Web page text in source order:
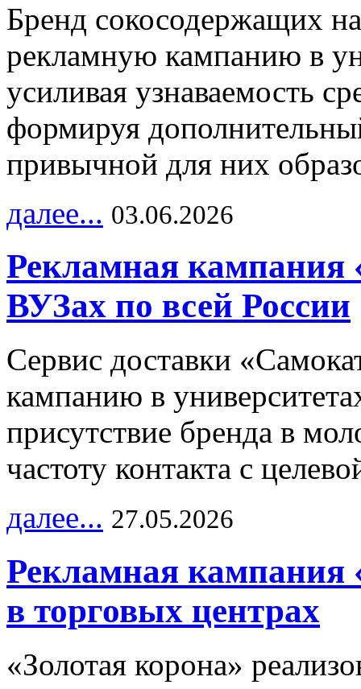
Бренд сокосодержащих
рекламную кампанию в
усиливая узнаваемость
формируя
привычной для них
далее... 03.06.2026
Рекламная кампания
ВУЗах по всей России
Сервис доставки
кампанию в
присутствие бренда в
частоту контакта с
далее... 27.05.2026
Рекламная кампания
в торговых центрах
«Золотая корона»